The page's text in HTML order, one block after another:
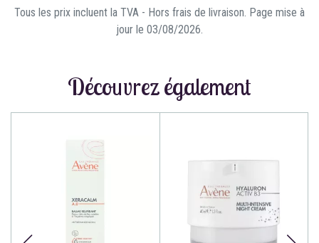
Tous les prix incluent la TVA - Hors frais de livraison. Page mise à
jour le 03/08/2026.
Découvrez également